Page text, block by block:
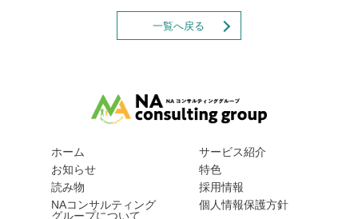
一覧へ戻る
ホーム
お知らせ
読み物
NAコンサルティング
グループについて
サービス紹介
特色
採用情報
個人情報保護方針